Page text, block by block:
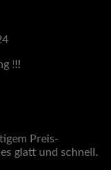
!!!
Preis-
glatt und schnell.